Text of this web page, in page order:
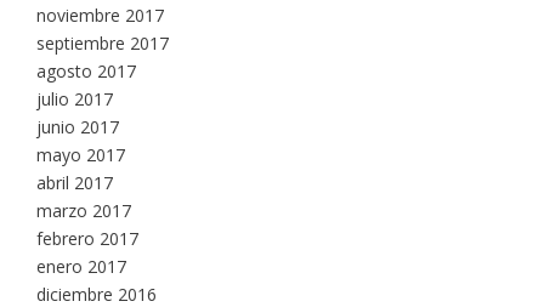
noviembre 2017
septiembre 2017
agosto 2017
julio 2017
junio 2017
mayo 2017
abril 2017
marzo 2017
febrero 2017
enero 2017
diciembre 2016